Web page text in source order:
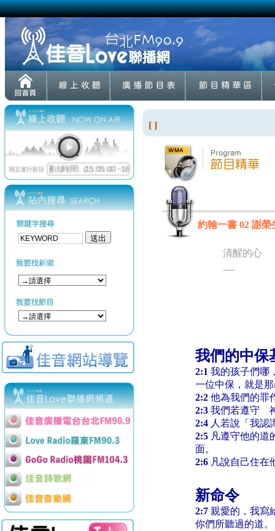
[ ]
約翰一書 02 謝榮
清醒的心
----
我們的中保
2:1 我的孩子們哪
一位中保，就是
2:2 他為我們的罪
2:3 我們若遵守
2:4 人若說「我認
2:5 凡遵守他的
面。
2:6 凡說自己住在
新命令
2:7 親愛的，我寫
你們所聽過的道。